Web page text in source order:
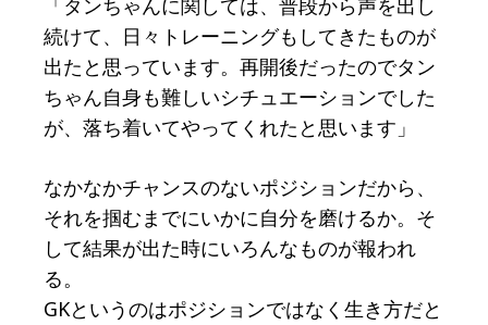
「タンちゃんに関しては、普段から声を出し
続けて、日々トレーニングもしてきたものが
出たと思っています。再開後だったのでタン
ちゃん自身も難しいシチュエーションでした
が、落ち着いてやってくれたと思います」
なかなかチャンスのないポジションだから、
それを掴むまでにいかに自分を磨けるか。そ
して結果が出た時にいろんなものが報われ
る。
GKというのはポジションではなく生き方だと